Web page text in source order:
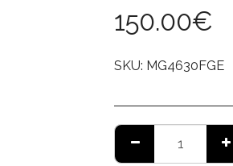
150.00€
SKU: MG4630FGE